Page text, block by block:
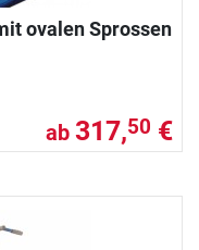
ovalen Sprossen
ab 317,50 €